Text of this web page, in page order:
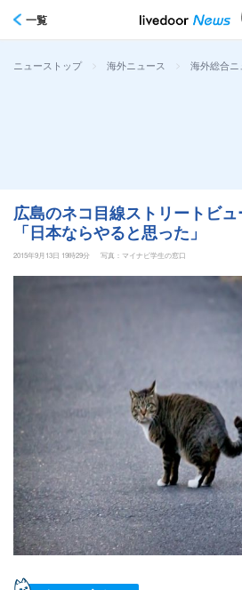
一覧
ニューストップ > 海外ニュース > 海外総合ニ
広島のネコ目線ストリートビ
「日本ならやると思った」
2015年9月13日 19時29分
写真：マイナビ学生の窓口